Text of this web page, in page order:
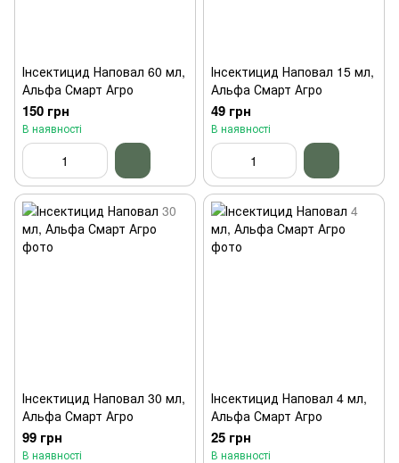
Інсектицид Наповал 60 мл,
Альфа Смарт Агро
150 грн
В наявності
Інсектицид Наповал 15 мл,
Альфа Смарт Агро
49 грн
В наявності
Інсектицид Наповал 30 мл,
Альфа Смарт Агро
99 грн
В наявності
Інсектицид Наповал 4 мл,
Альфа Смарт Агро
25 грн
В наявності